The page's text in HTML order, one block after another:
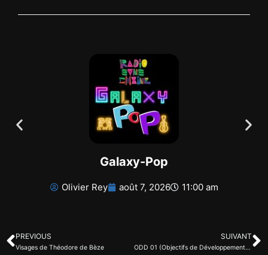
Galaxy-Pop
Olivier Rey août 7, 2026 11:00 am
PREVIOUS
Visages de Théodore de Bèze
SUIVANT
ODD 01 (Objectifs de Développement Durable)